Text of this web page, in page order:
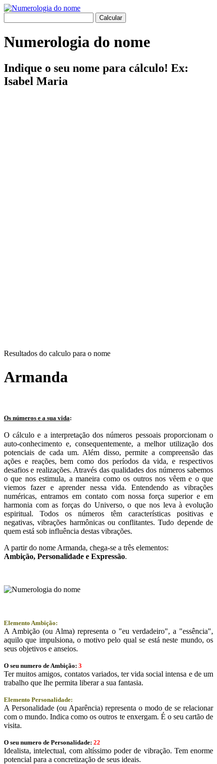
Numerologia do nome
Indique o seu nome para cálculo! Ex:
Isabel Maria
Resultados do calculo para o nome
Armanda
Os números e a sua vida:
O cálculo e a interpretação dos números pessoais proporcionam o
auto-conhecimento e, consequentemente, a melhor utilização dos
potenciais de cada um. Além disso, permite a compreensão das
ações e reações, bem como dos períodos da vida, e respectivos
desafios e realizações. Através das qualidades dos números sabemos
o que nos estimula, a maneira como os outros nos vêem e o que
viemos fazer e aprender nessa vida. Entendendo as vibrações
numéricas, entramos em contato com nossa força superior e em
harmonia com as forças do Universo, o que nos leva à evolução
espiritual. Todos os números têm características positivas e
negativas, vibrações harmônicas ou conflitantes. Tudo depende de
quem está sob influência destas vibrações.
A partir do nome Armanda, chega-se a três elementos:
Ambição, Personalidade e Expressão.
Elemento Ambição:
A Ambição (ou Alma) representa o "eu verdadeiro", a "essência",
aquilo que impulsiona, o motivo pelo qual se está neste mundo, os
seus objetivos e anseios.
O seu numero de Ambição: 3
Ter muitos amigos, contatos variados, ter vida social intensa e de um
trabalho que lhe permita liberar a sua fantasia.
Elemento Personalidade:
A Personalidade (ou Aparência) representa o modo de se relacionar
com o mundo. Indica como os outros te enxergam. É o seu cartão de
visita.
O seu numero de Personalidade: 22
Idealista, intelectual, com altíssimo poder de vibração. Tem enorme
potencial para a concretização de seus ideais.